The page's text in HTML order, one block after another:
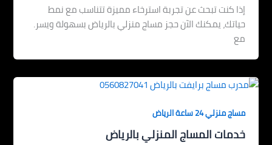
إذا كنت تبحث عن تجربة استرخاء مميزة تتناسب مع نمط
حياتك، يمكنك الآن حجز مساج منزلي بالرياض بسهولة ويسر.
مع
مساج منزلي 24 ساعة الرياض
خدمات المساج المنزلي بالرياض